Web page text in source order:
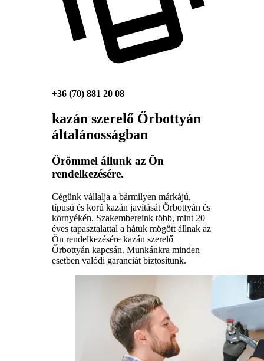
+36 (70) 881 20 08
kazán szerelő Őrbottyán
általánosságban
Örömmel állunk az Ön
rendelkezésére.
Cégünk vállalja a bármilyen márkájú,
típusú és korú kazán javítását Őrbottyán és
környékén. Szakembereink több, mint 20
éves tapasztalattal a hátuk mögött állnak az
Ön rendelkezésére kazán szerelő
Őrbottyán kapcsán. Munkánkra minden
esetben valódi garanciát biztosítunk.